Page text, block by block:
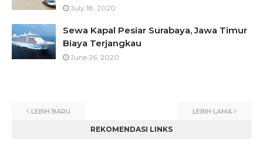
July 18, 2020
Sewa Kapal Pesiar Surabaya, Jawa Timur
Biaya Terjangkau
June 26, 2020
LEBIH BARU LEBIH LAMA
REKOMENDASI LINKS